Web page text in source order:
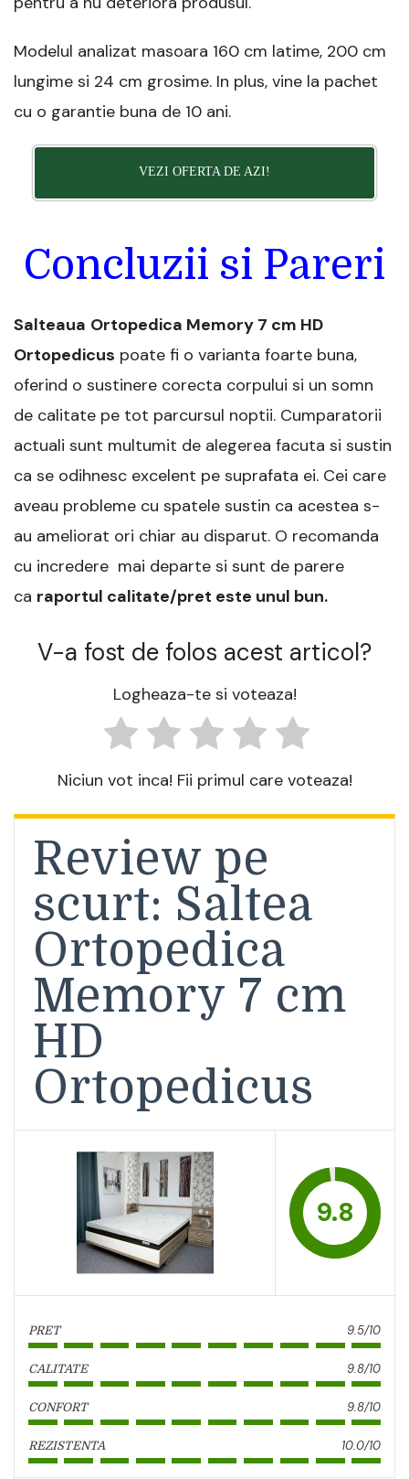
Modelul analizat masoara 160 cm latime, 200 cm
lungime si 24 cm grosime. In plus, vine la pachet
cu o garantie buna de 10 ani.
VEZI OFERTA DE AZI!
Concluzii si Pareri
Salteaua Ortopedica Memory 7 cm HD
Ortopedicus poate fi o varianta foarte buna,
oferind o sustinere corecta corpului si un somn
de calitate pe tot parcursul noptii. Cumparatorii
actuali sunt multumit de alegerea facuta si sustin
ca se odihnesc excelent pe suprafata ei. Cei care
aveau probleme cu spatele sustin ca acestea s-
au ameliorat ori chiar au disparut. O recomanda
cu incredere mai departe si sunt de parere
ca raportul calitate/pret este unul bun.
V-a fost de folos acest articol?
Logheaza-te si voteaza!
Niciun vot inca! Fii primul care voteaza!
Review pe
scurt: Saltea
Ortopedica
Memory 7 cm
HD
Ortopedicus
9.8
PRET 9.5/10
CALITATE 9.8/10
CONFORT 9.8/10
REZISTENTA 10.0/10